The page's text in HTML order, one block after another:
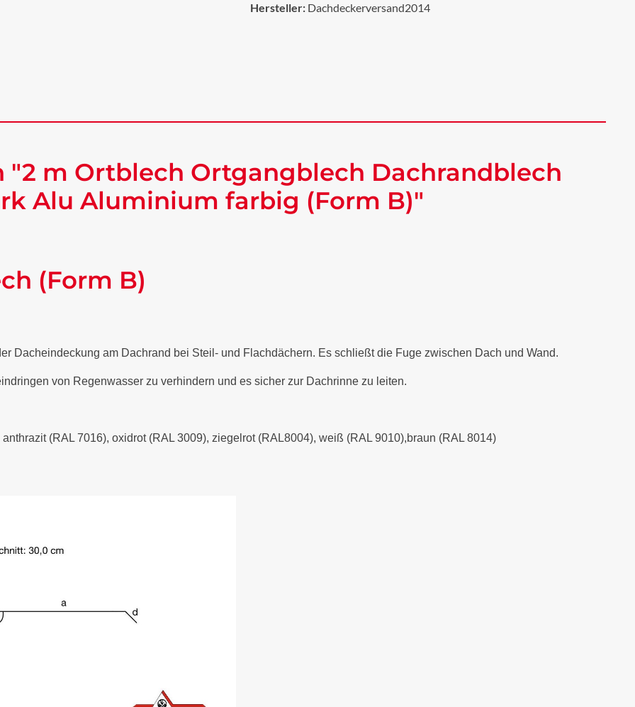
Hersteller: Dachdeckerversand2014
m Ortblech Ortgangblech Dachrandblech
Alu Aluminium farbig (Form B)"
(Form B)
Dacheindeckung am Dachrand bei Steil- und Flachdächern. Es schließt die Fuge zwischen Dach und Wand.
von Regenwasser zu verhindern und es sicher zur Dachrinne zu leiten.
(RAL 7016), oxidrot (RAL 3009), ziegelrot (RAL8004), weiß (RAL 9010),braun (RAL 8014)